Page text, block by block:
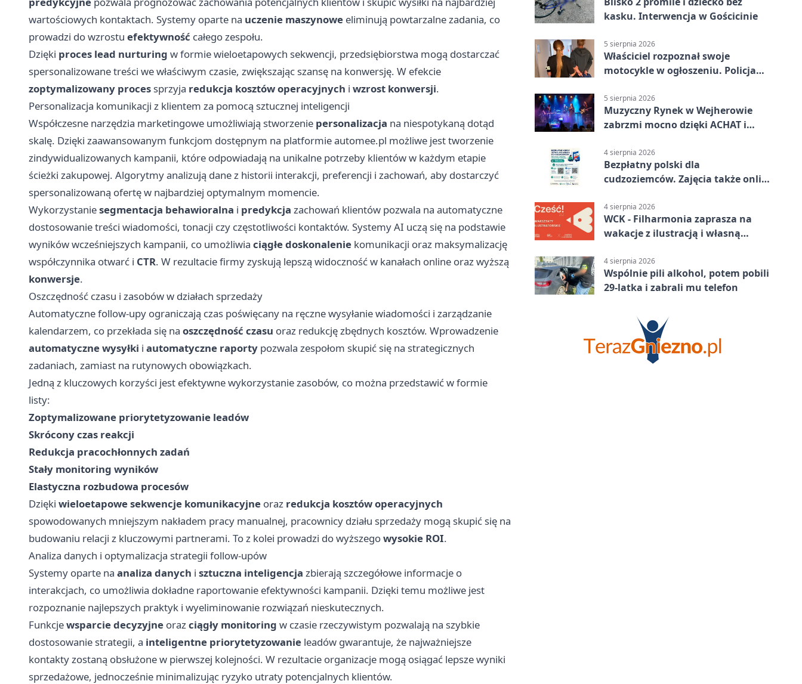
wartościowych kontaktach. Systemy oparte na uczenie maszynowe eliminują powtarzalne zadania, co
prowadzi do wzrostu efektywność całego zespołu.
Dzięki proces lead nurturing w formie wieloetapowych sekwencji, przedsiębiorstwa mogą dostarczać
spersonalizowane treści we właściwym czasie, zwiększając szansę na konwersję. W efekcie
zoptymalizowany proces sprzyja redukcja kosztów operacyjnych i wzrost konwersji.
Personalizacja komunikacji z klientem za pomocą sztucznej inteligencji
Współczesne narzędzia marketingowe umożliwiają stworzenie personalizacja na niespotykaną dotąd
skalę. Dzięki zaawansowanym funkcjom dostępnym na platformieautomee.pl możliwe jest tworzenie
zindywidualizowanych kampanii, które odpowiadają na unikalne potrzeby klientów w każdym etapie
ścieżki zakupowej. Algorytmy analizują dane z historii interakcji, preferencji i zachowań, aby dostarczyć
spersonalizowaną ofertę w najbardziej optymalnym momencie.
Wykorzystaniesegmentacja behawioralna i predykcja zachowań klientów pozwala na automatyczne
dostosowanie treści wiadomości, tonacji czy częstotliwości kontaktów. Systemy AI uczą się na podstawie
wyników wcześniejszych kampanii, co umożliwia ciągłe doskonalenie komunikacji oraz maksymalizację
współczynnika otwarć i CTR. W rezultacie firmy zyskują lepszą widoczność w kanałach online oraz wyższą
konwersje.
Oszczędność czasu i zasobów w działach sprzedaży
Automatyczne follow-upy ograniczają czas poświęcany na ręczne wysyłanie wiadomości i zarządzanie
kalendarzem, co przekłada się na oszczędność czasu oraz redukcję zbędnych kosztów. Wprowadzenie
automatyczne wysyłki i automatyczne raporty pozwala zespołom skupić się na strategicznych
zadaniach, zamiast na rutynowych obowiązkach.
Jedną z kluczowych korzyści jest efektywne wykorzystanie zasobów, co można przedstawić w formie
listy:
Zoptymalizowane priorytetyzowanie leadów
Skrócony czas reakcji
Redukcja pracochłonnych zadań
Stały monitoring wyników
Elastyczna rozbudowa procesów
Dzięki wieloetapowe sekwencje komunikacyjne oraz redukcja kosztów operacyjnych
spowodowanych mniejszym nakładem pracy manualnej, pracownicy działu sprzedaży mogą skupić się na
budowaniu relacji z kluczowymi partnerami. To z kolei prowadzi do wyższegowysokie ROI.
Analiza danych i optymalizacja strategii follow-upów
Systemy oparte na analiza danych i sztuczna inteligencja zbierają szczegółowe informacje o
interakcjach, co umożliwia dokładne raportowanie efektywności kampanii. Dzięki temu możliwe jest
rozpoznanie najlepszych praktyk i wyeliminowanie rozwiązań nieskutecznych.
Funkcjewsparcie decyzyjne oraz ciągły monitoring w czasie rzeczywistym pozwalają na szybkie
dostosowanie strategii, a inteligentne priorytetyzowanie leadów gwarantuje, że najważniejsze
kontakty zostaną obsłużone w pierwszej kolejności. W rezultacie organizacje mogą osiągać lepsze wyniki
sprzedażowe, jednocześnie minimalizując ryzyko utraty potencjalnych klientów.
kasku. Interwencja w Gościcinie
5 sierpnia 2026
Właściciel rozpoznał swoje
motocykle w ogłoszeniu. Policja
5 sierpnia 2026
Muzyczny Rynek w Wejherowie
zabrzmi mocno dzięki ACHAT i
4 sierpnia 2026
Bezpłatny polski dla
cudzoziemców. Zajęcia także online
4 sierpnia 2026
WCK - Filharmonia zaprasza na
wakacje z ilustracją i własną
4 sierpnia 2026
Wspólnie pili alkohol, potem pobili
29-latka i zabrali mu telefon